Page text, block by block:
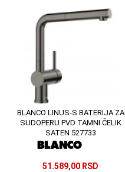
BLANCO LINUS-S BATERIJA ZA
SUDOPERU PVD TAMNI ČELIK
SATEN 527733
51.589,00 RSD